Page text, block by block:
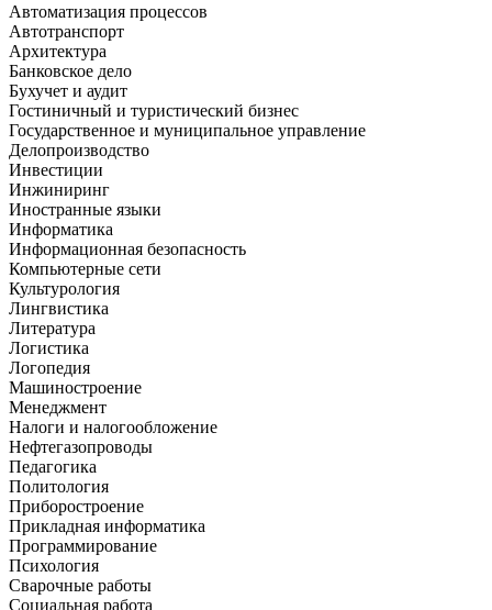
Автоматизация процессов
Автотранспорт
Архитектура
Банковское дело
Бухучет и аудит
Гостиничный и туристический бизнес
Государственное и муниципальное управление
Делопроизводство
Инвестиции
Инжиниринг
Иностранные языки
Информатика
Информационная безопасность
Компьютерные сети
Культурология
Лингвистика
Литература
Логистика
Логопедия
Машиностроение
Менеджмент
Налоги и налогообложение
Нефтегазопроводы
Педагогика
Политология
Приборостроение
Прикладная информатика
Программирование
Психология
Сварочные работы
Социальная работа